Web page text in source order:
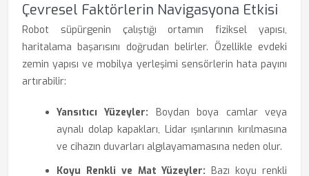
Çevresel Faktörlerin Navigasyona Etkisi
Robot süpürgenin çalıştığı ortamın fiziksel yapısı,
haritalama başarısını doğrudan belirler. Özellikle evdeki
zemin yapısı ve mobilya yerleşimi sensörlerin hata payını
artırabilir:
Yansıtıcı Yüzeyler: Boydan boya camlar veya
aynalı dolap kapakları, Lidar ışınlarının kırılmasına
ve cihazın duvarları algılayamamasına neden olur.
Koyu Renkli ve Mat Yüzeyler: Bazı koyu renkli